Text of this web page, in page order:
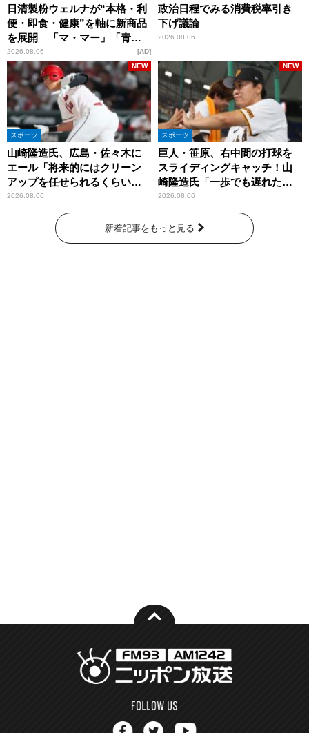
日清製粉ウェルナが“本格・利
便・即食・健康”を軸に新商品
を展開 「マ・マー」「青の
洞窟」ブランドを強化
2026.08.06 AD
政治日程でみる消費税率引き
下げ議論
2026.08.06
スポーツ
山崎隆造氏、広島・佐々木に
エール「将来的にはクリーン
アップを任せられるくらいま
では成長して」
2026.08.06
NEW
スポーツ
巨人・笹原、右中間の打球を
スライディングキャッチ！山
崎隆造氏「一歩でも遅れた
ら…」
2026.08.06
NEW
新着記事をもっと見る